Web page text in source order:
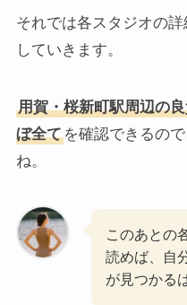
それでは各スタジオの
していきます。
用賀・桜新町駅周辺の
ぼ全てを確認できるの
ね。
このあとの
読めば、自
が見つかる